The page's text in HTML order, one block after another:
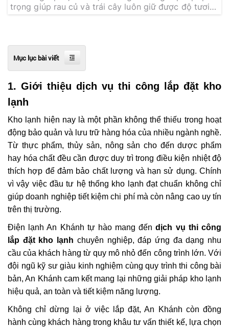
trọng giúp rau củ và trái cây luôn giữ được độ tươi
ngon, hạn chế hư hỏng và đáp ứng tốt các tiêu
bền bỉ với chi phí tối ưu.
Mục lục bài viết
1. Giới thiệu dịch vụ thi công lắp đặt kho
lạnh
Kho lạnh hiện nay là một phần không thể thiếu trong hoạt
động bảo quản và lưu trữ hàng hóa của nhiều ngành nghề.
Từ thực phẩm, thủy sản, nông sản cho đến dược phẩm
hay hóa chất đều cần được duy trì trong điều kiện nhiệt độ
thích hợp để đảm bảo chất lượng và hạn sử dụng. Chính
vì vậy việc đầu tư hệ thống kho lạnh đạt chuẩn không chỉ
giúp doanh nghiệp tiết kiệm chi phí mà còn nâng cao uy tín
trên thị trường.
Điện lạnh An Khánh tự hào mang đếndịch vụ thi công
lắp đặt kho lạnh chuyên nghiệp, đáp ứng đa dạng nhu
cầu của khách hàng từ quy mô nhỏ đến công trình lớn. Với
đội ngũ kỹ sư giàu kinh nghiệm cùng quy trình thi công bài
bản, An Khánh cam kết mang lại những giải pháp kho lạnh
hiệu quả, an toàn và tiết kiệm năng lượng.
Không chỉ dừng lại ở việc lắp đặt, An Khánh còn đồng
hành cùng khách hàng trong khâu tư vấn thiết kế, lựa chọn